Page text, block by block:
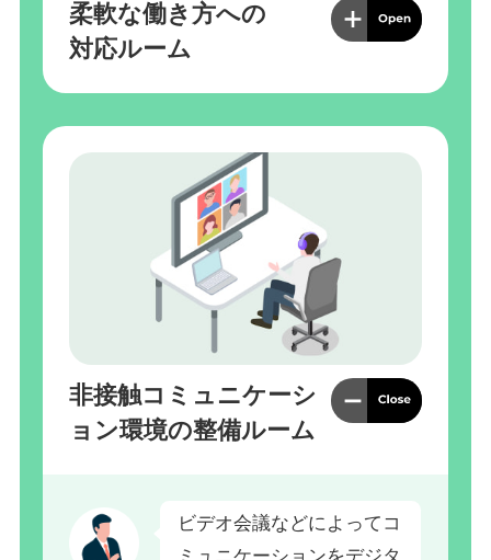
柔軟な働き方への
対応ルーム
非接触コミュニケーシ
ョン環境の整備ルーム
ビデオ会議などによってコ